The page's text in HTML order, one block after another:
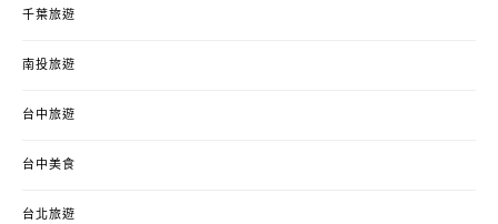
千葉旅遊
南投旅遊
台中旅遊
台中美食
台北旅遊